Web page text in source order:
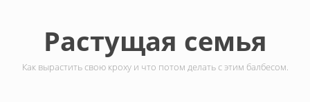
Растущая семья
Как вырастить свою кроху и что потом делать с этим балбесом.